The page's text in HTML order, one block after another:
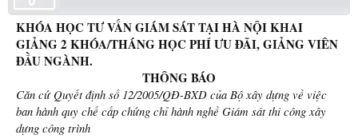
KHÓA HỌC TƯ VẤN GIÁM SÁT TẠI HÀ NỘI KHAI
GIẢNG 2 KHÓA/THÁNG HỌC PHÍ ƯU ĐÃI, GIẢNG VIÊN
ĐẦU NGÀNH.
THÔNG BÁO
Căn cứ Quyết định số 12/2005/QĐ-BXD của Bộ xây dựng về việc
ban hành quy chế cấp chứng chỉ hành nghề Giám sát thi công xây
dựng công trình